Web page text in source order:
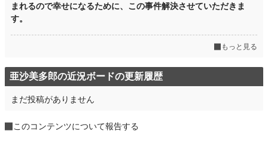
まれるので幸せになるために、この事件解決させていただきま
す。
もっと見る
亜沙美多郎の近況ボードの更新履歴
まだ投稿がありません
このコンテンツについて報告する